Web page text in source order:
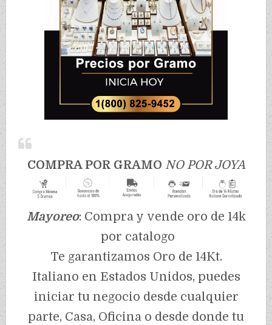
COMPRA POR GRAMO NO POR JOYA
Mayoreo: Compra y vende oro de 14k
por catalogo
Te garantizamos Oro de 14Kt.
Italiano en Estados Unidos, puedes
iniciar tu negocio desde cualquier
parte, Casa, Oficina o desde donde tu